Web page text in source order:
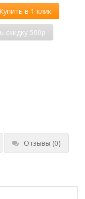
Купить в 1 клик
скидку 500р
Отзывы (0)